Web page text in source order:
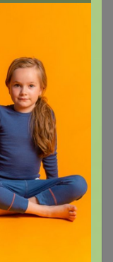
заказ
276